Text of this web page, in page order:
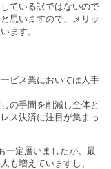
ている訳ではないので
思いますので、メリッ
ます。
ビス業においては人手
の手間を削減し全体と
ス決済に注目が集まっ
一定層いましたが、最
も増えていますし、